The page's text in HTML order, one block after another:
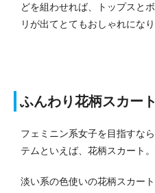
どを組わせれば、トップスと
リが出てとてもおしゃれになり
ふんわり花柄スカート
フェミニン系女子を目指すな
テムといえば、花柄スカート。
淡い系の色使いの花柄スカート